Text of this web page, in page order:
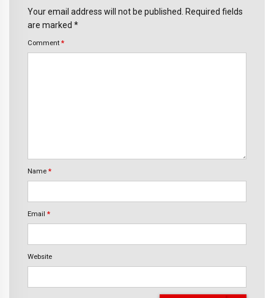
Your email address will not be published. Required fields
are marked *
Comment *
Name *
Email *
Website